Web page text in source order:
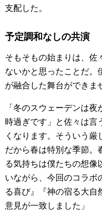
支配した。
予定調和なしの共演
そもそもの始まりは、佐
ないかと思ったことだ
が融合した舞台ができま
「冬のスウェーデンは
時過ぎです」と佐々は言
くなります。そういう厳
だから春は特別な季節
る気持ちは僕たちの想
いながら、今回のコラボ
る喜び』『神の宿る大自
意見が一致しました」